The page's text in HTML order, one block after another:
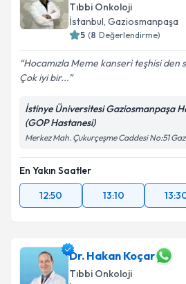
E-posta Adresiniz
Kişisel verilerimin
kapsamda işlenmesini
Takvim
Tıbbi Onkoloji
İstanbul, Gaziosmanpaşa
5 (8 Değerlendirme)
Hocamızla Meme kanseri teşhisi den
Çok iyi bir...
İstinye Üniversitesi Gaziosmanpaşa
(GOP Hastanesi)
Merkez Mah. Çukurçeşme Caddesi No:51
En Yakın Saatler
12:50
13:10
Dr. Hakan Koçar
Tıbbi Onkoloji